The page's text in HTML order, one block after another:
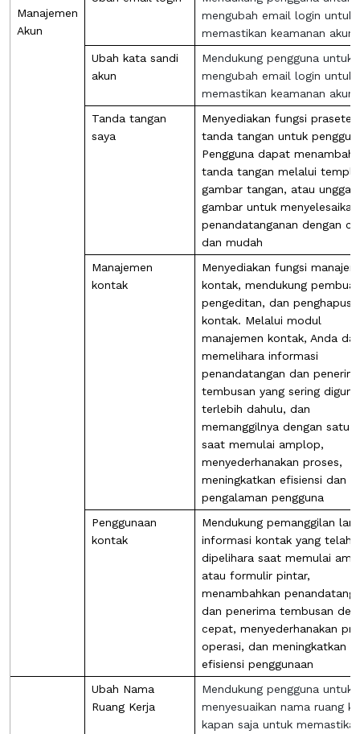
Manajemen
Akun
mengubah email login untuk
memastikan keamanan akun
Ubah kata sandi
akun
Mendukung pengguna untuk
mengubah email login untuk
memastikan keamanan akun
Tanda tangan
saya
Menyediakan fungsi prasetel
tanda tangan untuk
Pengguna dapat
tanda tangan melalui
gambar tangan, atau
gambar untuk menyelesaikan
penandatanganan dengan
dan mudah
Manajemen
kontak
Menyediakan fungsi
kontak, mendukung
pengeditan, dan
kontak. Melalui modul
manajemen kontak, Anda
memelihara informasi
penandatangan dan
tembusan yang sering
terlebih dahulu, dan
memanggilnya dengan satu
saat memulai amplop,
menyederhanakan proses,
meningkatkan efisiensi dan
pengalaman pengguna
Penggunaan
kontak
Mendukung pemanggilan
informasi kontak yang telah
dipelihara saat memulai
atau formulir pintar,
menambahkan
dan penerima tembusan
cepat, menyederhanakan
operasi, dan meningkatkan
efisiensi penggunaan
Ubah Nama
Ruang Kerja
Mendukung pengguna untuk
menyesuaikan nama ruang
kapan saja untuk